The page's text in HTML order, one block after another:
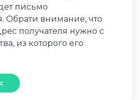
письмо
Обрати внимание, что
получателя нужно с
из которого его